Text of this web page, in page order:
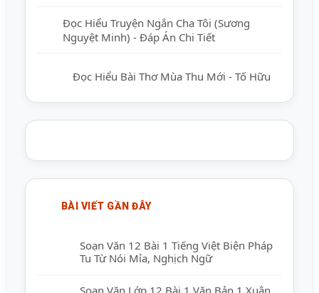
Đọc Hiểu Truyện Ngắn Cha Tôi (Sương
Nguyệt Minh) - Đáp Án Chi Tiết
Đọc Hiểu Bài Thơ Mùa Thu Mới - Tố Hữu
BÀI VIẾT GẦN ĐÂY
Soạn Văn 12 Bài 1 Tiếng Việt Biện Pháp
Tu Từ Nói Mỉa, Nghịch Ngữ
Soạn Văn Lớp 12 Bài 1 Văn Bản 1 Xuân